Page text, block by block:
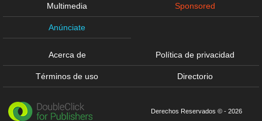
Multimedia Sponsored
Anúnciate
Acerca de Política de privacidad
Términos de uso Directorio
Derechos Reservados © - 2026